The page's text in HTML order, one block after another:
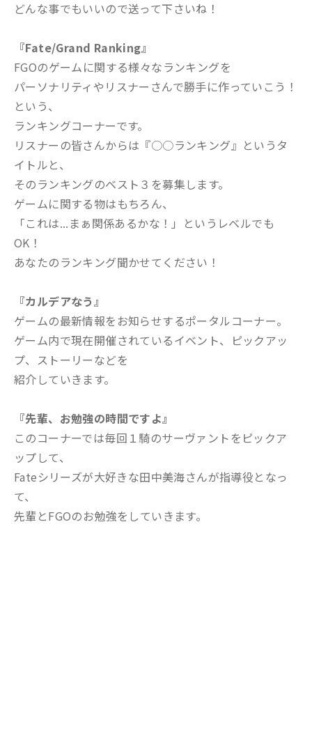
どんな事でもいいので送って下さいね！
『Fate/Grand Ranking』
FGOのゲームに関する様々なランキングを
パーソナリティやリスナーさんで勝手に作っていこう！
という、
ランキングコーナーです。
リスナーの皆さんからは『○○ランキング』というタ
イトルと、
そのランキングのベスト３を募集します。
ゲームに関する物はもちろん、
「これは...まぁ関係あるかな！」というレベルでも
OK！
あなたのランキング聞かせてください！
『カルデアなう』
ゲームの最新情報をお知らせするポータルコーナー。
ゲーム内で現在開催されているイベント、ピックアッ
プ、ストーリーなどを
紹介していきます。
『先輩、お勉強の時間ですよ』
このコーナーでは毎回１騎のサーヴァントをピックア
ップして、
Fateシリーズが大好きな田中美海さんが指導役となっ
て、
先輩とFGOのお勉強をしていきます。